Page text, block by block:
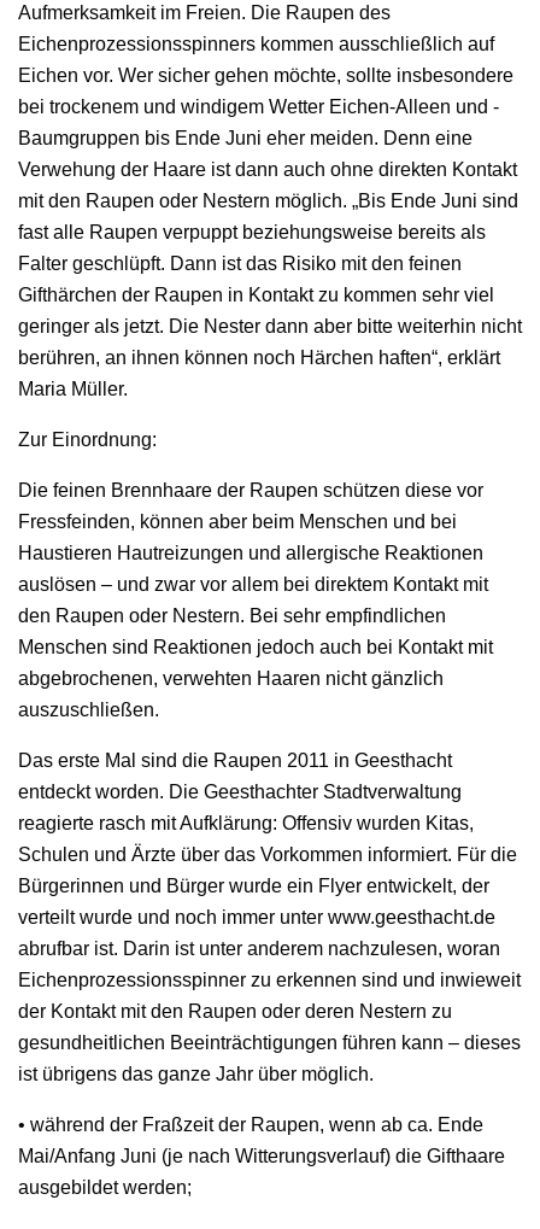
Aufmerksamkeit im Freien. Die Raupen des
Eichenprozessionsspinners kommen ausschließlich auf
Eichen vor. Wer sicher gehen möchte, sollte insbesondere
bei trockenem und windigem Wetter Eichen-Alleen und -
Baumgruppen bis Ende Juni eher meiden. Denn eine
Verwehung der Haare ist dann auch ohne direkten Kontakt
mit den Raupen oder Nestern möglich. „Bis Ende Juni sind
fast alle Raupen verpuppt beziehungsweise bereits als
Falter geschlüpft. Dann ist das Risiko mit den feinen
Gifthärchen der Raupen in Kontakt zu kommen sehr viel
geringer als jetzt. Die Nester dann aber bitte weiterhin nicht
berühren, an ihnen können noch Härchen haften“, erklärt
Maria Müller.
Zur Einordnung:
Die feinen Brennhaare der Raupen schützen diese vor
Fressfeinden, können aber beim Menschen und bei
Haustieren Hautreizungen und allergische Reaktionen
auslösen – und zwar vor allem bei direktem Kontakt mit
den Raupen oder Nestern. Bei sehr empfindlichen
Menschen sind Reaktionen jedoch auch bei Kontakt mit
abgebrochenen, verwehten Haaren nicht gänzlich
auszuschließen.
Das erste Mal sind die Raupen 2011 in Geesthacht
entdeckt worden. Die Geesthachter Stadtverwaltung
reagierte rasch mit Aufklärung: Offensiv wurden Kitas,
Schulen und Ärzte über das Vorkommen informiert. Für die
Bürgerinnen und Bürger wurde ein Flyer entwickelt, der
verteilt wurde und noch immer unter www.geesthacht.de
abrufbar ist. Darin ist unter anderem nachzulesen, woran
Eichenprozessionsspinner zu erkennen sind und inwieweit
der Kontakt mit den Raupen oder deren Nestern zu
gesundheitlichen Beeinträchtigungen führen kann – dieses
ist übrigens das ganze Jahr über möglich.
• während der Fraßzeit der Raupen, wenn ab ca. Ende
Mai/Anfang Juni (je nach Witterungsverlauf) die Gifthaare
ausgebildet werden;